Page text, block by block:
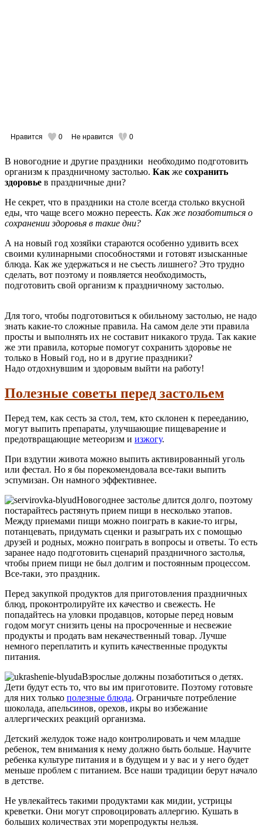
Нравится 0 Не нравится 0
В новогодние и другие праздники необходимо подготовить
организм к праздничному застолью. Как же сохранить
здоровье в праздничные дни?
Не секрет, что в праздники на столе всегда столько вкусной
еды, что чаще всего можно переесть. Как же позаботиться о
сохранении здоровья в такие дни?
А на новый год хозяйки стараются особенно удивить всех
своими кулинарными способностями и готовят изысканные
блюда. Как же удержаться и не съесть лишнего? Это трудно
сделать, вот поэтому и появляется необходимость,
подготовить свой организм к праздничному застолью.
Для того, чтобы подготовиться к обильному застолью, не надо
знать какие-то сложные правила. На самом деле эти правила
просты и выполнять их не составит никакого труда. Так какие
же эти правила, которые помогут сохранить здоровье не
только в Новый год, но и в другие праздники?
Надо отдохнувшим и здоровым выйти на работу!
Полезные советы перед застольем
Перед тем, как сесть за стол, тем, кто склонен к перееданию,
могут выпить препараты, улучшающие пищеварение и
предотвращающие метеоризм и изжогу.
При вздутии живота можно выпить активированный уголь
или фестал. Но я бы порекомендовала все-таки выпить
эспумизан. Он намного эффективнее.
Новогоднее застолье длится долго, поэтому
постарайтесь растянуть прием пищи в несколько этапов.
Между приемами пищи можно поиграть в какие-то игры,
потанцевать, придумать сценки и разыграть их с помощью
друзей и родных, можно поиграть в вопросы и ответы. То есть
заранее надо подготовить сценарий праздничного застолья,
чтобы прием пищи не был долгим и постоянным процессом.
Все-таки, это праздник.
Перед закупкой продуктов для приготовления праздничных
блюд, проконтролируйте их качество и свежесть. Не
попадайтесь на уловки продавцов, которые перед новым
годом могут снизить цены на просроченные и несвежие
продукты и продать вам некачественный товар. Лучше
немного переплатить и купить качественные продукты
питания.
Взрослые должны позаботиться о детях.
Дети будут есть то, что вы им приготовите. Поэтому готовьте
для них только полезные блюда. Ограничьте потребление
шоколада, апельсинов, орехов, икры во избежание
аллергических реакций организма.
Детский желудок тоже надо контролировать и чем младше
ребенок, тем внимания к нему должно быть больше. Научите
ребенка культуре питания и в будущем и у вас и у него будет
меньше проблем с питанием. Все наши традиции берут начало
в детстве.
Не увлекайтесь такими продуктами как мидии, устрицы
креветки. Они могут спровоцировать аллергию. Кушать в
больших количествах эти морепродукты нельзя.